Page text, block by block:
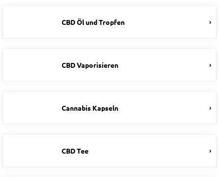
CBD Öl und Tropfen
CBD Vaporisieren
Cannabis Kapseln
CBD Tee